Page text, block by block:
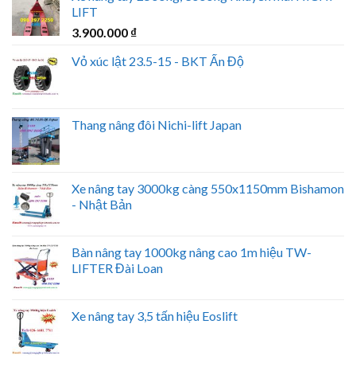
LIFT
3.900.000 ₫
Vỏ xúc lật 23.5-15 - BKT Ấn Độ
Thang nâng đôi Nichi-lift Japan
Xe nâng tay 3000kg càng 550x1150mm Bishamon
- Nhật Bản
Bàn nâng tay 1000kg nâng cao 1m hiệu TW-
LIFTER Đài Loan
Xe nâng tay 3,5 tấn hiệu Eoslift